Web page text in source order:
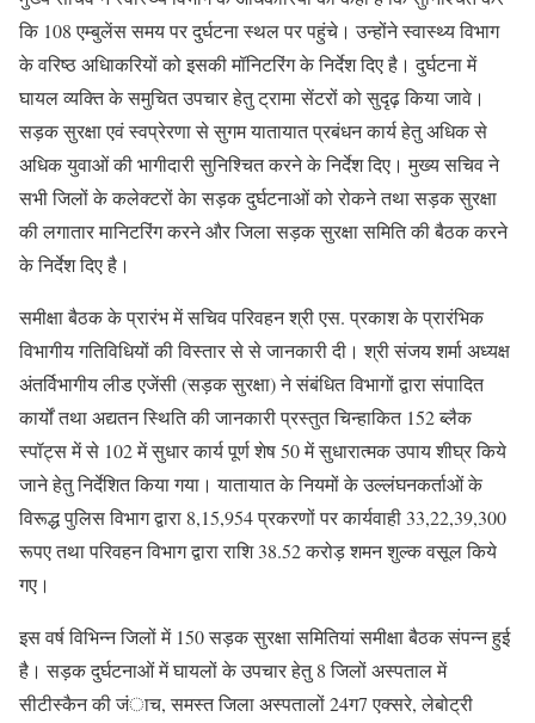
कि 108 एम्बुलेंस समय पर दुर्घटना स्थल पर पहुंचे। उन्होंने स्वास्थ्य विभाग
के वरिष्ठ अधिाकरियों को इसकी मॉनिटरिंग के निर्देश दिए है। दुर्घटना में
घायल व्यक्ति के समुचित उपचार हेतु ट्रामा सेंटरों को सुदृढ़ किया जावे।
सड़क सुरक्षा एवं स्वप्रेरणा से सुगम यातायात प्रबंधन कार्य हेतु अधिक से
अधिक युवाओं की भागीदारी सुनिश्चित करने के निर्देश दिए। मुख्य सचिव ने
सभी जिलों के कलेक्टरों केा सड़क दुर्घटनाओं को रोकने तथा सड़क सुरक्षा
की लगातार मानिटरिंग करने और जिला सड़क सुरक्षा समिति की बैठक करने
के निर्देश दिए है।
समीक्षा बैठक के प्रारंभ में सचिव परिवहन श्री एस. प्रकाश के प्रारंभिक
विभागीय गतिविधियों की विस्तार से से जानकारी दी। श्री संजय शर्मा अध्यक्ष
अंतर्विभागीय लीड एजेंसी (सड़क सुरक्षा) ने संबंधित विभागों द्वारा संपादित
कार्यों तथा अद्यतन स्थिति की जानकारी प्रस्तुत चिन्हाकित 152 ब्लैक
स्पॉट्स में से 102 में सुधार कार्य पूर्ण शेष 50 में सुधारात्मक उपाय शीघ्र किये
जाने हेतु निर्देशित किया गया। यातायात के नियमों के उल्लंघनकर्ताओं के
विरूद्ध पुलिस विभाग द्वारा 8,15,954 प्रकरणों पर कार्यवाही 33,22,39,300
रूपए तथा परिवहन विभाग द्वारा राशि 38.52 करोड़ शमन शुल्क वसूल किये
गए।
इस वर्ष विभिन्न जिलों में 150 सड़क सुरक्षा समितियां समीक्षा बैठक संपन्न हुई
है। सड़क दुर्घटनाओं में घायलों के उपचार हेतु 8 जिलों अस्पताल में
सीटीस्कैन की जंाच, समस्त जिला अस्पतालों 24ग7 एक्सरे, लेबोट्री